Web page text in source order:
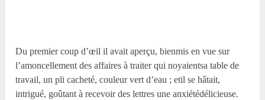
Du premier coup d’œil il avait aperçu, bienmis en vue sur
l’amoncellement des affaires à traiter qui noyaientsa table de
travail, un pli cacheté, couleur vert d’eau ; etil se hâtait,
intrigué, goûtant à recevoir des lettres une anxiétédélicieuse.